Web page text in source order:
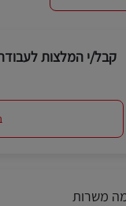
קבל/י המלצות
משרות